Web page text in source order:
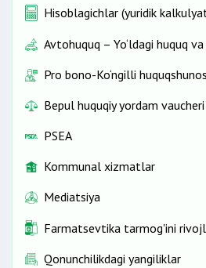
Hisoblagichlar (yuridik
Avtohuquq – Yo‘ldagi huquq
Pro bono-Ko‘ngilli huquqshunos
Bepul huquqiy yordam vaucheri
PSEA
Kommunal xizmatlar
Mediatsiya
Farmatsevtika tarmog'ini
Qonunchilikdagi yangiliklar